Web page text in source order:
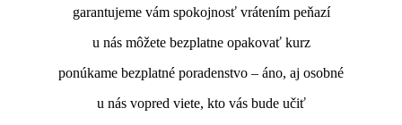
garantujeme vám spokojnosť vrátením peňazí
u nás môžete bezplatne opakovať kurz
ponúkame bezplatné poradenstvo – áno, aj osobné
u nás vopred viete, kto vás bude učiť